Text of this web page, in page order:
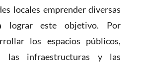
locales emprender diversas
lograr este objetivo. Por
los espacios públicos,
las infraestructuras y las